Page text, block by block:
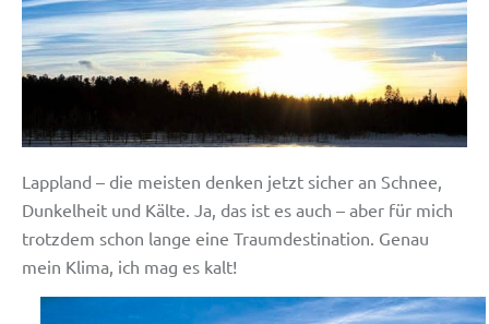
Lappland – die meisten denken jetzt sicher an Schnee,
Dunkelheit und Kälte. Ja, das ist es auch – aber für mich
trotzdem schon lange eine Traumdestination. Genau
mein Klima, ich mag es kalt!